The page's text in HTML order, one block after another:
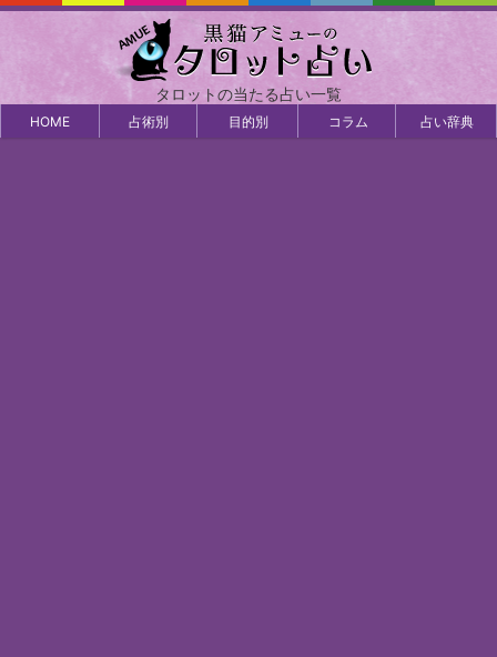
タロットの当たる占い一覧
HOME 占術別 目的別 コラム 占い辞典